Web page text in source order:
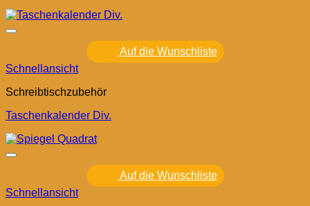
Auf die Wunschliste
Schnellansicht
Schreibtischzubehör
Taschenkalender Div.
Auf die Wunschliste
Schnellansicht